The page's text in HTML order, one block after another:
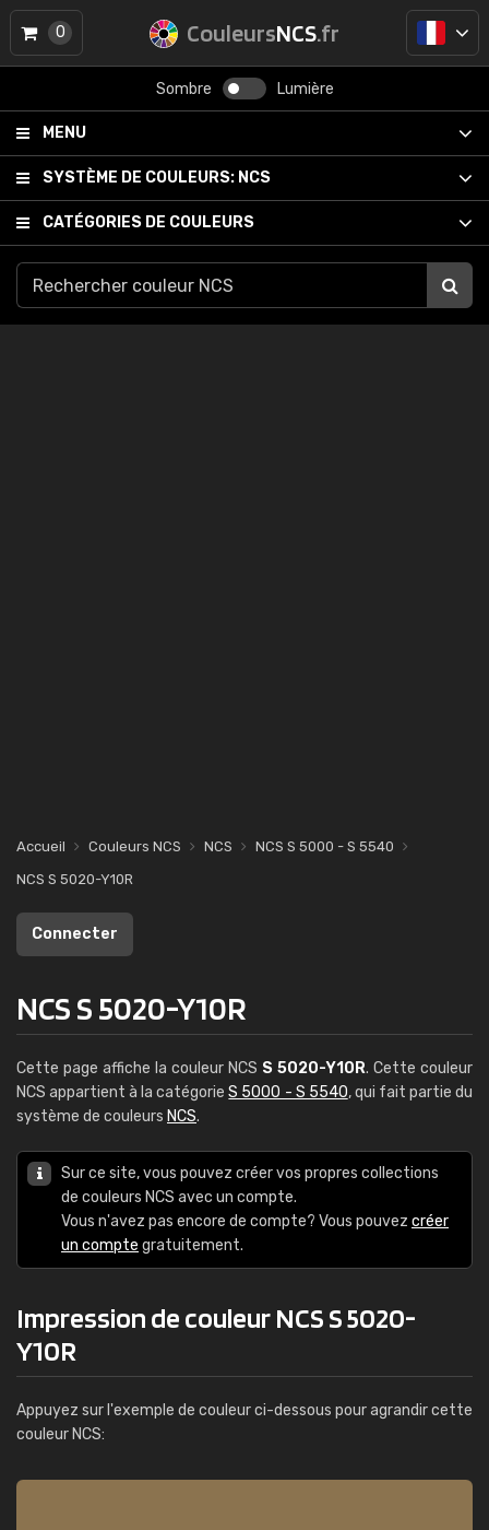
CouleursNCS.fr
Sombre Lumière
MENU
SYSTÈME DE COULEURS: NCS
CATÉGORIES DE COULEURS
0
Accueil Couleurs NCS NCS
NCS S 5000 - S 5540
NCS S 5020-Y10R
Connecter
NCS S 5020-Y10R
Cette page affiche la couleur NCS S 5020-Y10R. Cette couleur
NCS appartient à la catégorieS 5000 - S 5540, qui fait partie du
système de couleurs NCS.
Sur ce site, vous pouvez créer vos propres collections
de couleurs NCS avec un compte.
Vous n'avez pas encore de compte? Vous pouvez créer
un compte gratuitement.
Impression de couleur NCS S 5020-
Y10R
Appuyez sur l'exemple de couleur ci-dessous pour agrandir cette
couleur NCS: